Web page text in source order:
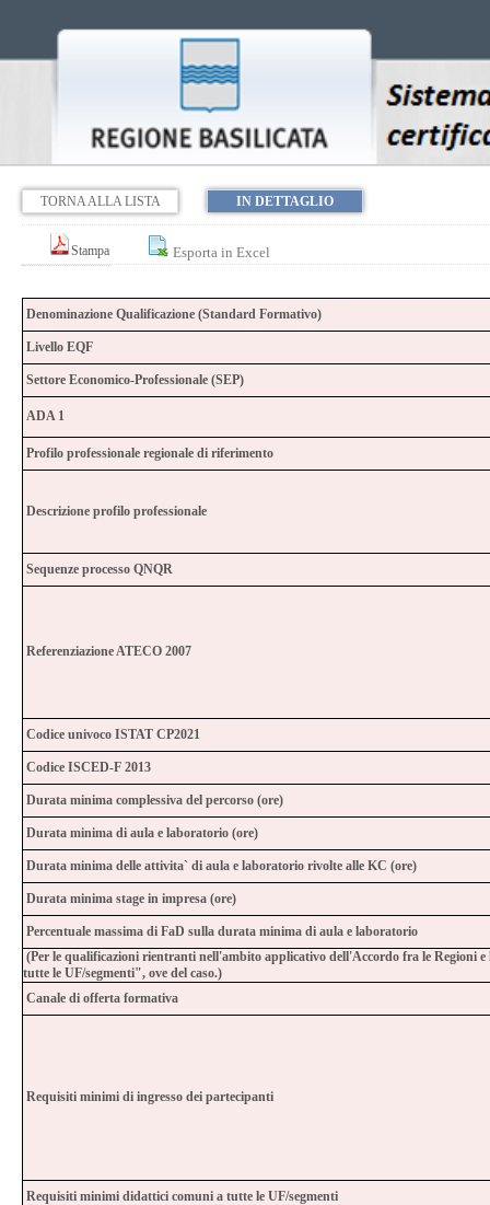
TORNA ALLA LISTA IN DETTAGLIO
Stampa Esporta in Excel
Denominazione Qualificazione (Standard Formativo)
Livello EQF
Settore Economico-Professionale (SEP)
ADA 1
Profilo professionale regionale di riferimento
Descrizione profilo professionale
Sequenze processo QNQR
Referenziazione ATECO 2007
Codice univoco ISTAT CP2021
Codice ISCED-F 2013
Durata minima complessiva del percorso (ore)
Durata minima di aula e laboratorio (ore)
Durata minima delle attivita` di aula e laboratorio rivolte alle KC (ore)
Durata minima stage in impresa (ore)
Percentuale massima di FaD sulla durata minima di aula e laboratorio
(Per le qualificazioni rientranti nell'ambito applicativo dell'Accordo fra le Regioni
tutte le UF/segmenti", ove del caso.)
Canale di offerta formativa
Requisiti minimi di ingresso dei partecipanti
Requisiti minimi didattici comuni a tutte le UF/segmenti